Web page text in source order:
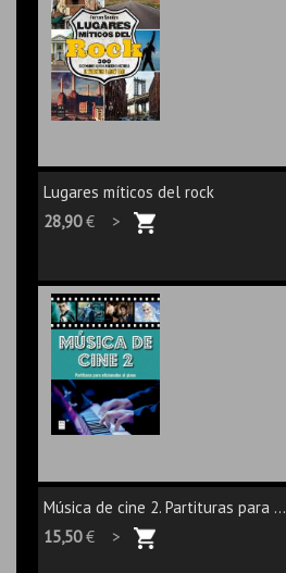
Lugares míticos del rock
28,90€ >
Música de cine 2. Partituras para ...
15,50€ >